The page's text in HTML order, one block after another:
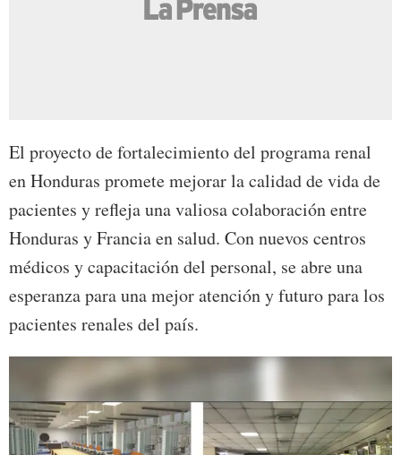
El proyecto de fortalecimiento del programa renal
en Honduras promete mejorar la calidad de vida de
pacientes y refleja una valiosa colaboración entre
Honduras y Francia en salud. Con nuevos centros
médicos y capacitación del personal, se abre una
esperanza para una mejor atención y futuro para los
pacientes renales del país.